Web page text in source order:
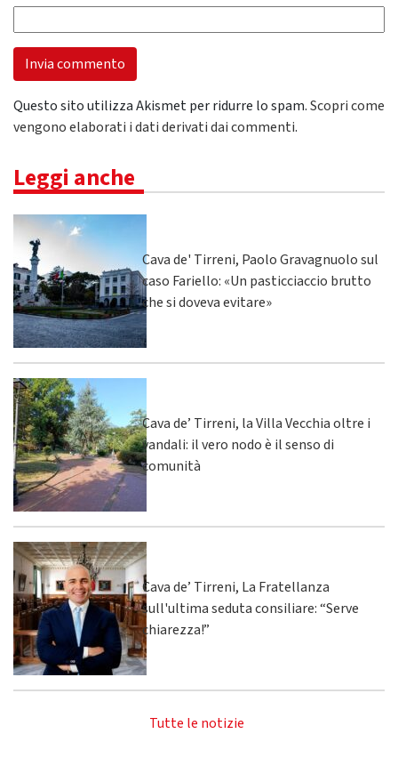
Questo sito utilizza Akismet per ridurre lo spam.Scopri come
vengono elaborati i dati derivati dai commenti.
Leggi anche
Cava de' Tirreni, Paolo Gravagnuolo sul
caso Fariello: «Un pasticciaccio brutto
che si doveva evitare»
Cava de’ Tirreni, la Villa Vecchia oltre i
vandali: il vero nodo è il senso di
comunità
Cava de’ Tirreni, La Fratellanza
sull'ultima seduta consiliare: “Serve
chiarezza!”
Tutte le notizie